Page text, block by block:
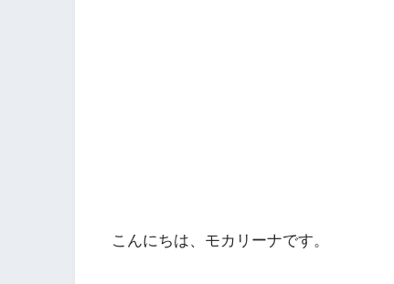
こんにちは、モカリーナです。